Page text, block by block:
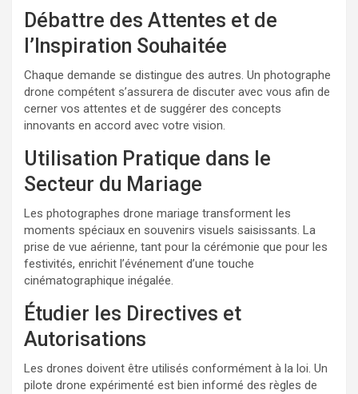
Débattre des Attentes et de
l’Inspiration Souhaitée
Chaque demande se distingue des autres. Un photographe
drone compétent s’assurera de discuter avec vous afin de
cerner vos attentes et de suggérer des concepts
innovants en accord avec votre vision.
Utilisation Pratique dans le
Secteur du Mariage
Les photographes drone mariage transforment les
moments spéciaux en souvenirs visuels saisissants. La
prise de vue aérienne, tant pour la cérémonie que pour les
festivités, enrichit l’événement d’une touche
cinématographique inégalée.
Étudier les Directives et
Autorisations
Les drones doivent être utilisés conformément à la loi. Un
pilote drone expérimenté est bien informé des règles de